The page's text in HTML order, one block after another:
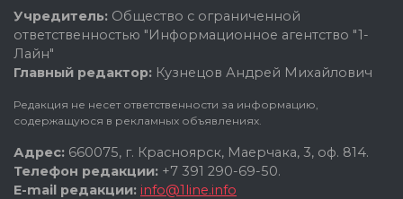
Учредитель: Общество с ограниченной
ответственностью "Информационное агентство "1-
Лайн"
Главный редактор: Кузнецов Андрей Михайлович
Редакция не несет ответственности за информацию,
содержащуюся в рекламных объявлениях.
Адрес: 660075, г. Красноярск, Маерчака, 3, оф. 814.
Телефон редакции: +7 391 290-69-50.
E-mail редакции: info@1line.info